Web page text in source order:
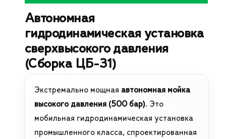
Автономная
гидродинамическая установка
сверхвысокого давления
(Сборка ЦБ-31)
Экстремально мощная автономная мойка
высокого давления (500 бар). Это
мобильная гидродинамическая установка
промышленного класса, спроектированная